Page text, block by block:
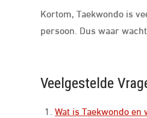
Kortom, Taekwondo is
persoon. Dus waar
Veelgestelde
Wat is Taekwondo